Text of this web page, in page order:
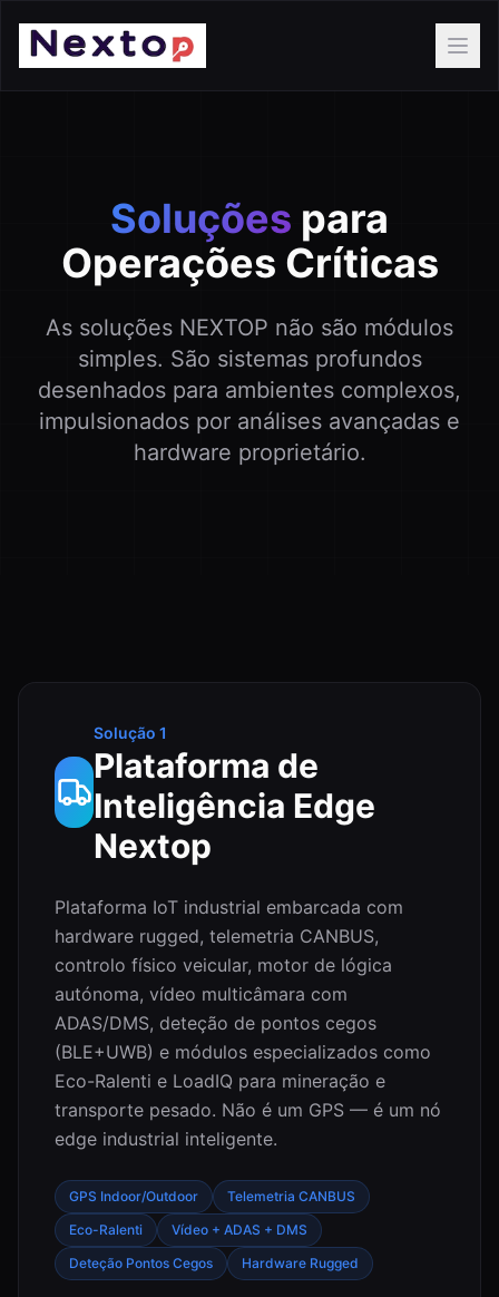
Soluções para
Operações Críticas
As soluções NEXTOP não são módulos
simples. São sistemas profundos
desenhados para ambientes complexos,
impulsionados por análises avançadas e
hardware proprietário.
Solução 1
Plataforma de
Inteligência Edge
Nextop
Plataforma IoT industrial embarcada com
hardware rugged, telemetria CANBUS,
controlo físico veicular, motor de lógica
autónoma, vídeo multicâmara com
ADAS/DMS, deteção de pontos cegos
(BLE+UWB) e módulos especializados como
Eco-Ralenti e LoadIQ para mineração e
transporte pesado. Não é um GPS — é um nó
edge industrial inteligente.
GPS Indoor/Outdoor
Telemetria CANBUS
Eco-Ralenti
Vídeo + ADAS + DMS
Deteção Pontos Cegos
Hardware Rugged